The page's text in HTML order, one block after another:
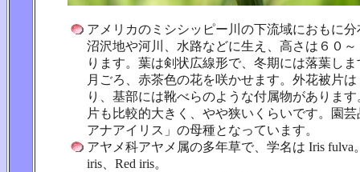
アメリカのミシシッピー川の下流域におもに
沼沢地や河川、水路などに生え、高さは６０
ります。葉は剣状広線形で、冬期には落葉し
月ごろ、赤茶色の花を咲かせます。外花被片
り、基部には靴べらのような付属物がありま
片も比較的大きく、やや狭いくらいです。園
アナアイリス」の母種となっています。
アヤメ科アヤメ属の多年草で、学名は Iris fulva
iris、Red iris。